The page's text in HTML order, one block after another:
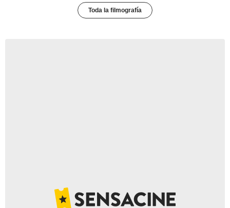
Toda la filmografía